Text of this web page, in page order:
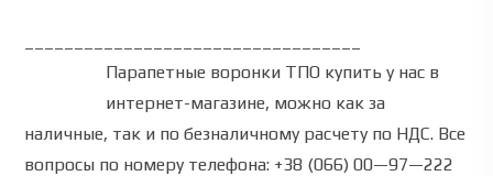
Парапетные воронки ТПО купить у нас в
интернет-магазине, можно как за
наличные, так и по безналичному расчету по НДС. Все
вопросы по номеру телефона: +38 (066) 00—97—222